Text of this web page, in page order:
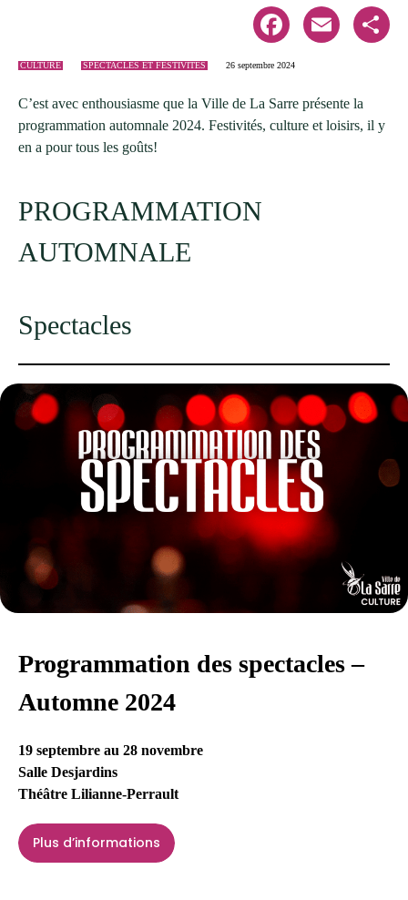
CULTURE SPECTACLES ET FESTIVITÉS 26 septembre 2024
Facebook Email Share
C’est avec enthousiasme que la Ville de La Sarre présente la
programmation automnale 2024. Festivités, culture et loisirs, il y
en a pour tous les goûts!
PROGRAMMATION
AUTOMNALE
Spectacles
Programmation des spectacles –
Automne 2024
19 septembre au 28 novembre
Salle Desjardins
Théâtre Lilianne-Perrault
Plus d’informations